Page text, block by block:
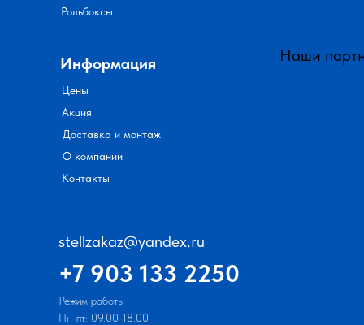
Информация
Цены
Акция
Доставка и монтаж
О компании
Контакты
Режим работы
Пн-пт: 09.00-18.00
stellzakaz@yandex.ru
+7 903 133 2250
Рольбоксы
Наши